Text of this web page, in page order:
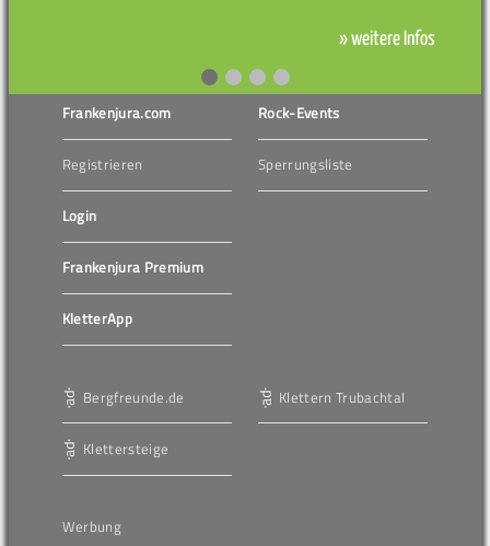
» weitere Infos
Frankenjura.com
Registrieren
Login
Frankenjura Premium
KletterApp
Rock-Events
Sperrungsliste
Bergfreunde.de
Klettersteige
Klettern Trubachtal
Werbung